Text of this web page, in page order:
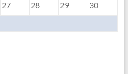
27 28 29
30